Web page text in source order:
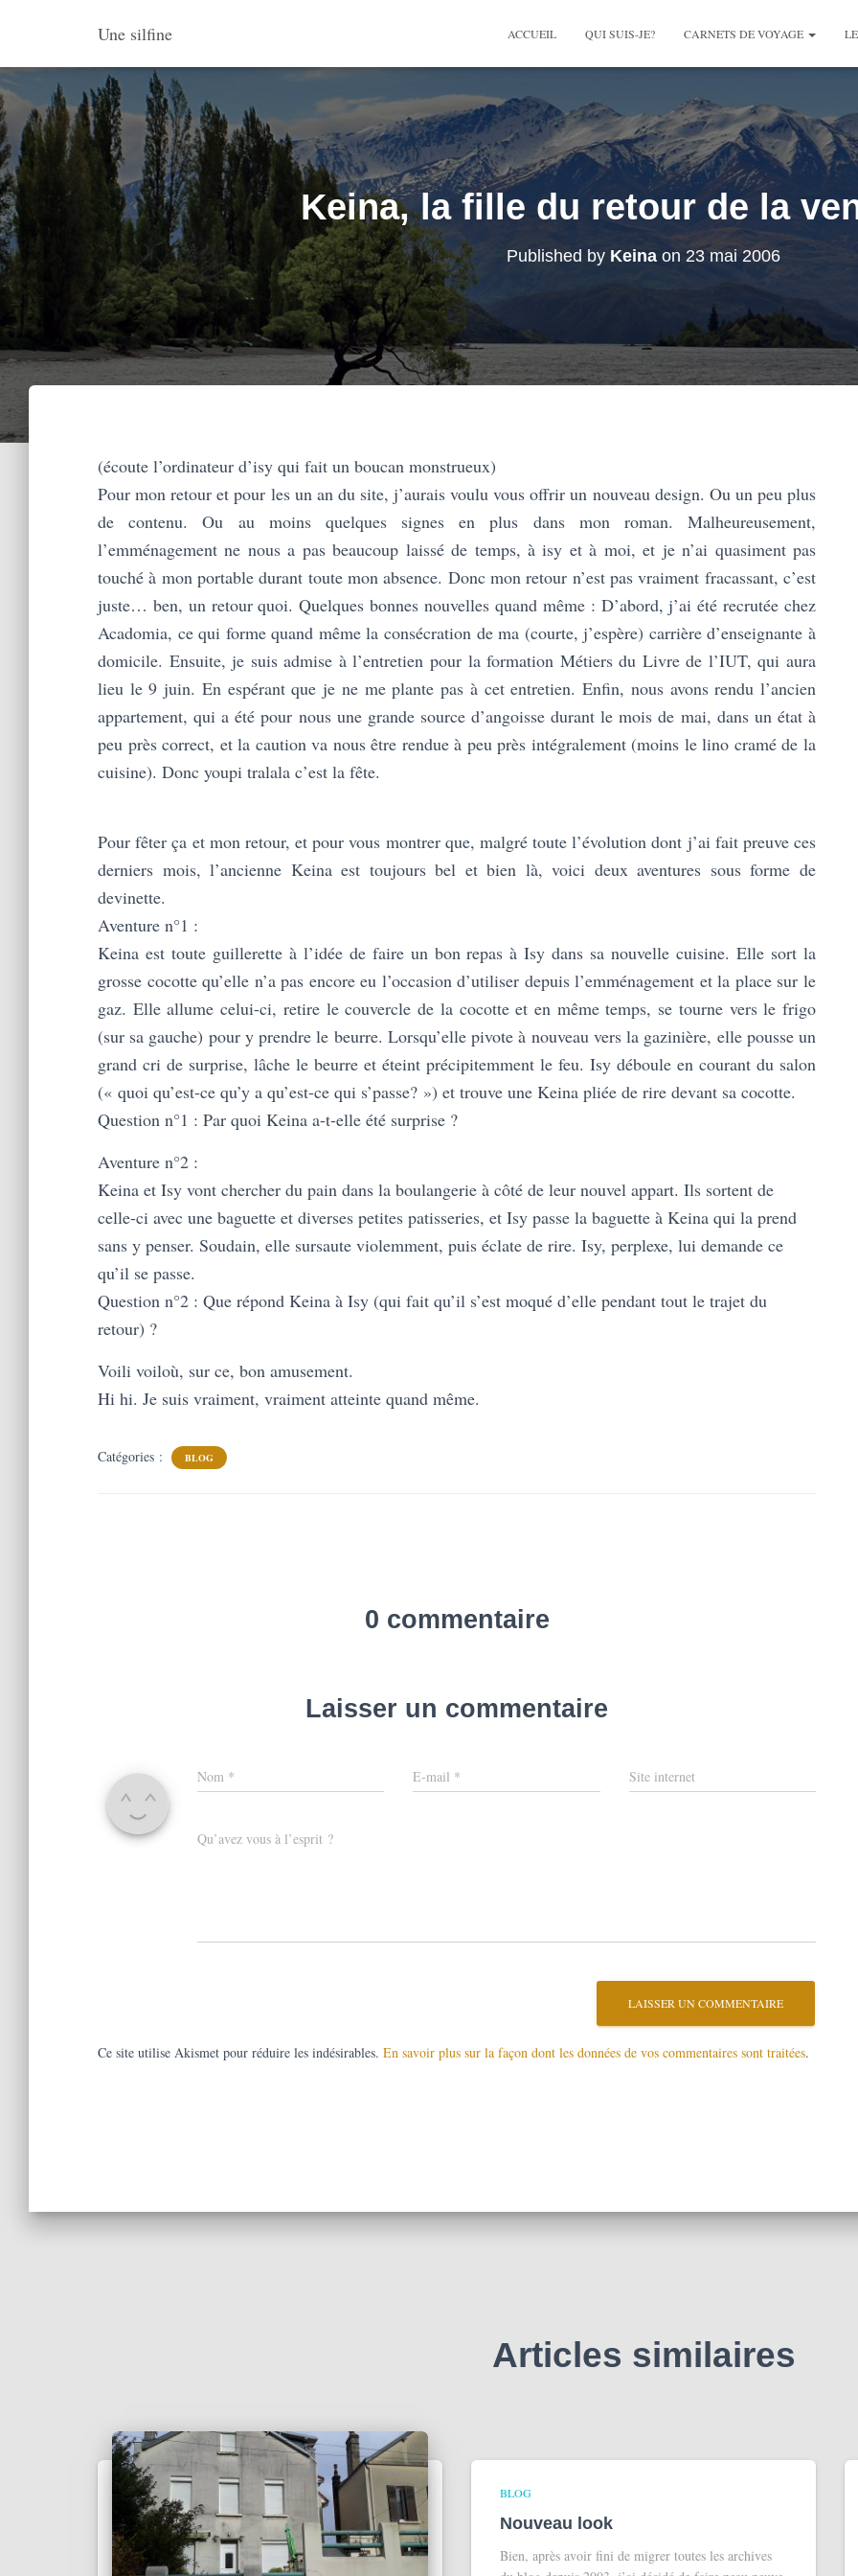
Une silfine ACCUEIL QUI SUIS-JE? CARNETS DE VOYAGE
Keina, la fille du retour de la
Published by Keina on 23 mai 2006
(écoute l’ordinateur d’isy qui fait un boucan monstrueux)
Pour mon retour et pour les un an du site, j’aurais voulu vous offrir un nouveau design. Ou un peu plus
de contenu. Ou au moins quelques signes en plus dans mon roman. Malheureusement,
l’emménagement ne nous a pas beaucoup laissé de temps, à isy et à moi, et je n’ai quasiment pas
touché à mon portable durant toute mon absence. Donc mon retour n’est pas vraiment fracassant, c’est
juste… ben, un retour quoi. Quelques bonnes nouvelles quand même : D’abord, j’ai été recrutée chez
Acadomia, ce qui forme quand même la consécration de ma (courte, j’espère) carrière d’enseignante à
domicile. Ensuite, je suis admise à l’entretien pour la formation Métiers du Livre de l’IUT, qui aura
lieu le 9 juin. En espérant que je ne me plante pas à cet entretien. Enfin, nous avons rendu l’ancien
appartement, qui a été pour nous une grande source d’angoisse durant le mois de mai, dans un état à
peu près correct, et la caution va nous être rendue à peu près intégralement (moins le lino cramé de la
cuisine). Donc youpi tralala c’est la fête.
Pour fêter ça et mon retour, et pour vous montrer que, malgré toute l’évolution dont j’ai fait preuve ces
derniers mois, l’ancienne Keina est toujours bel et bien là, voici deux aventures sous forme de
devinette.
Aventure n°1 :
Keina est toute guillerette à l’idée de faire un bon repas à Isy dans sa nouvelle cuisine. Elle sort la
grosse cocotte qu’elle n’a pas encore eu l’occasion d’utiliser depuis l’emménagement et la place sur le
gaz. Elle allume celui-ci, retire le couvercle de la cocotte et en même temps, se tourne vers le frigo
(sur sa gauche) pour y prendre le beurre. Lorsqu’elle pivote à nouveau vers la gazinière, elle pousse un
grand cri de surprise, lâche le beurre et éteint précipitemment le feu. Isy déboule en courant du salon
(« quoi qu’est-ce qu’y a qu’est-ce qui s’passe? ») et trouve une Keina pliée de rire devant sa cocotte.
Question n°1 : Par quoi Keina a-t-elle été surprise ?
Aventure n°2 :
Keina et Isy vont chercher du pain dans la boulangerie à côté de leur nouvel appart. Ils sortent de
celle-ci avec une baguette et diverses petites patisseries, et Isy passe la baguette à Keina qui la prend
sans y penser. Soudain, elle sursaute violemment, puis éclate de rire. Isy, perplexe, lui demande ce
qu’il se passe.
Question n°2 : Que répond Keina à Isy (qui fait qu’il s’est moqué d’elle pendant tout le trajet du
retour) ?
Voili voiloù, sur ce, bon amusement.
Hi hi. Je suis vraiment, vraiment atteinte quand même.
Catégories : BLOG
0 commentaire
Laisser un commentaire
Nom * E-mail * Site internet
Qu’avez vous à l’esprit ?
Ce site utilise Akismet pour réduire les indésirables. En savoir plus sur la façon dont les données de vos commentaires sont traitées.
Articles similaires
BLOG
Nouveau look
Bien, après avoir fini de migrer toutes les archives